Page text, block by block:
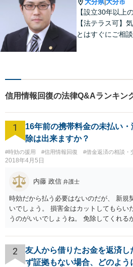
大分県|大分市
【設立30年以上
【法テラス可】
とはすぐにご相談
など幅広い問題
信用情報回復の法律Q&Aランキン
1
16年前の携帯料金の未払い
除は出来ますか？
#時効の援用 #信用情報回復 #借金返済の相談・
2018年4月5日
内藤 政信 弁護士
時効だから払う必要はないのだが、 新規
いでしょう。 損害金はカットしてもらい
うのがいいでしょうね。 免除してくれる
2
友人から借りたお金を返済し
ず証拠もない場合、どのよう